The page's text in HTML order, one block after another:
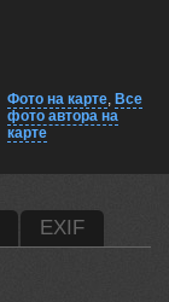
Фото на карте, Все
фото автора на
карте
EXIF